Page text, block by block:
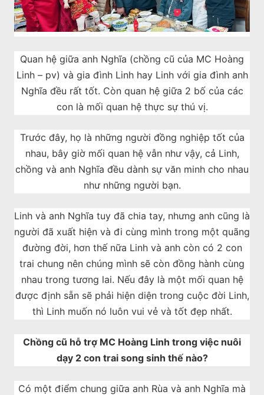
Quan hệ giữa anh Nghĩa (chồng cũ của MC Hoàng
Linh – pv) và gia đình Linh hay Linh với gia đình anh
Nghĩa đều rất tốt. Còn quan hệ giữa 2 bố của các
con là mối quan hệ thực sự thú vị.
Trước đây, họ là những người đồng nghiệp tốt của
nhau, bây giờ mối quan hệ vẫn như vậy, cả Linh,
chồng và anh Nghĩa đều dành sự văn minh cho nhau
như những người bạn.
Linh và anh Nghĩa tuy đã chia tay, nhưng anh cũng là
người đã xuất hiện và đi cùng mình trong một quãng
đường đời, hơn thế nữa Linh và anh còn có 2 con
trai chung nên chúng mình sẽ còn đồng hành cùng
nhau trong tương lai. Nếu đây là một mối quan hệ
được định sẵn sẽ phải hiện diện trong cuộc đời Linh,
thì Linh muốn nó luôn vui vẻ và tốt đẹp nhất.
Chồng cũ hỗ trợ MC Hoàng Linh trong việc nuôi
dạy 2 con trai song sinh thế nào?
Có một điểm chung giữa anh Rùa và anh Nghĩa mà